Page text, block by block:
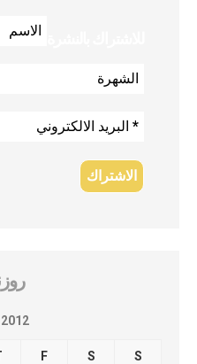
F S S